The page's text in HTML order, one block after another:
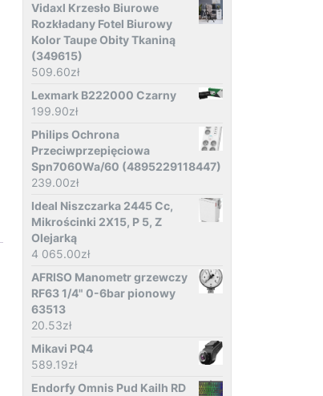
Vidaxl Krzesło Biurowe
Rozkładany Fotel Biurowy
Kolor Taupe Obity Tkaniną
(349615)
509.60zł
Lexmark B222000 Czarny
199.90zł
Philips Ochrona
Przeciwprzepięciowa
Spn7060Wa/60 (4895229118447)
239.00zł
Ideal Niszczarka 2445 Cc,
Mikrościnki 2X15, P 5, Z
Olejarką
4 065.00zł
AFRISO Manometr grzewczy
RF63 1/4" 0-6bar pionowy
63513
20.53zł
Mikavi PQ4
589.19zł
Endorfy Omnis Pud Kailh RD